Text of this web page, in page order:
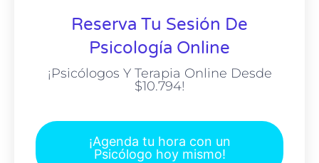
Reserva Tu Sesión De
Psicología Online
¡Psicólogos Y Terapia Online Desde
$10.794!
¡Agenda tu hora con un
Psicólogo hoy mismo!